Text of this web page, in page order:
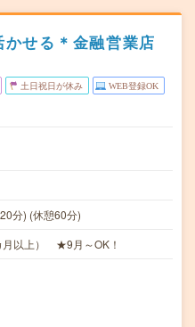
かせる＊金融営業店
土日祝日が休み WEB登録OK
分) (休憩60分)
月以上） ★9月～OK！